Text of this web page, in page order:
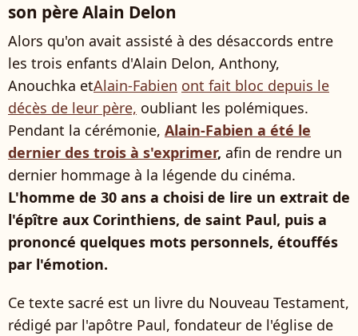
son père Alain Delon
Alors qu'on avait assisté à des désaccords entre
les trois enfants d'Alain Delon, Anthony,
Anouchka etAlain-Fabien ont fait bloc depuis le
décès de leur père, oubliant les polémiques.
Pendant la cérémonie, Alain-Fabien a été le
dernier des trois à s'exprimer, afin de rendre un
dernier hommage à la légende du cinéma.
L'homme de 30 ans a choisi de lire un extrait de
l'épître aux Corinthiens, de saint Paul, puis a
prononcé quelques mots personnels, étouffés
par l'émotion.
Ce texte sacré est un livre du Nouveau Testament,
rédigé par l'apôtre Paul, fondateur de l'église de